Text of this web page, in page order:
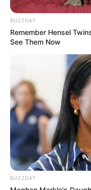
BUZZDAY
Remember Hensel
See Them Now
BUZZDAY